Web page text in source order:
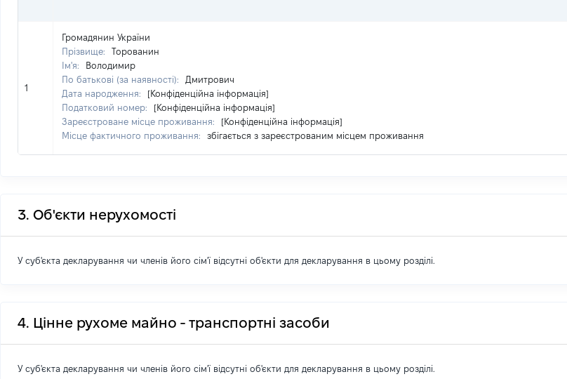
1
Громадянин України
Прізвище:
Торованин
Ім'я:
Володимир
По батькові (за наявності):
Дмитрович
Дата народження:
[Конфіденційна інформація]
Податковий номер:
[Конфіденційна інформація]
Зареєстроване місце проживання:
[Конфіденційна інформація]
Місце фактичного проживання:
збігається з зареєстрованим місцем проживання
3. Об'єкти нерухомості
У суб'єкта декларування чи членів його сім'ї відсутні об'єкти для декларування в цьому розділі.
4. Цінне рухоме майно - транспортні засоби
У суб'єкта декларування чи членів його сім'ї відсутні об'єкти для декларування в цьому розділі.